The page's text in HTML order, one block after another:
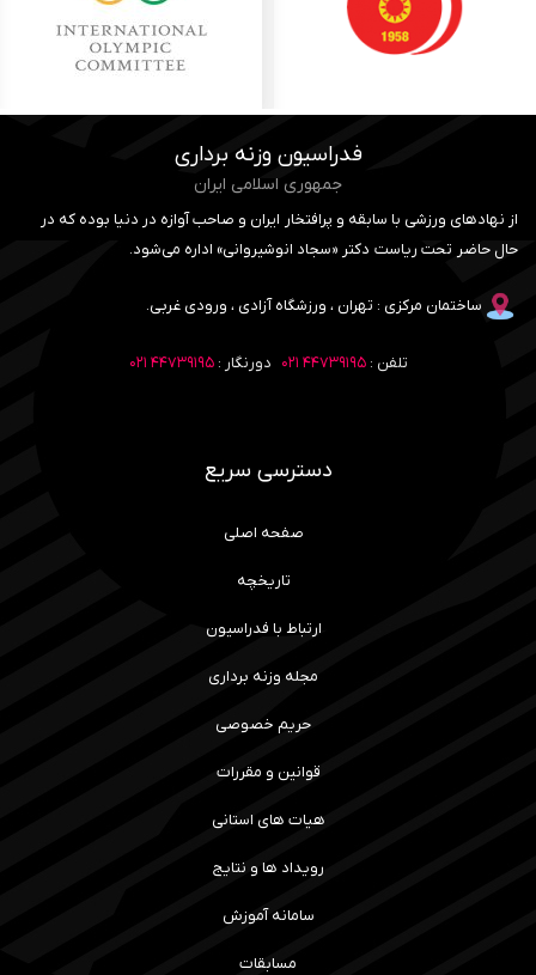
فدراسیون وزنه برداری
جمهوری اسلامی ایران
از نهادهای ورزشی با سابقه و پرافتخار ایران و صاحب آوازه در دنیا بوده که در
حال حاضر تحت ریاست دکتر «سجاد انوشیروانی» اداره می‌شود.
ساختمان مرکزی : تهران ، ورزشگاه آزادی ، ورودی غربی.
تلفن :۴۴۷۳۹۱۹۵ ۰۲۱ دورنگار :۴۴۷۳۹۱۹۵ ۰۲۱
دسترسی سریع
صفحه اصلی
تاریخچه
ارتباط با فدراسیون
مجله وزنه برداری
حریم خصوصی
قوانین و مقررات
هیات های استانی
رویداد ها و نتایج
سامانه آموزش
مسابقات